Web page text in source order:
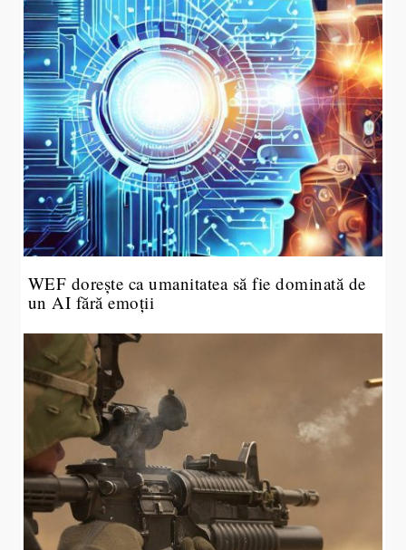
WEF dorește ca umanitatea să fie dominată de
un AI fără emoții